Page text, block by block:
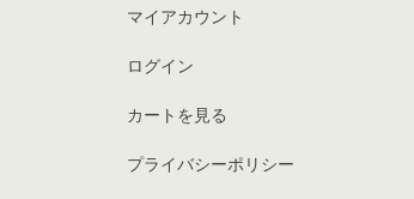
マイアカウント
ログイン
カートを見る
プライバシーポリシー